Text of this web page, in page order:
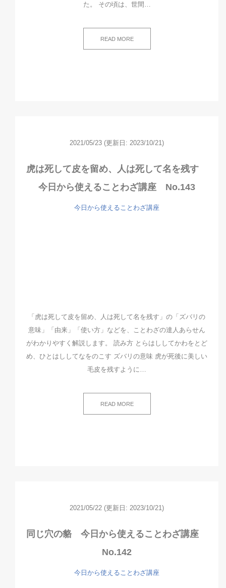
た。 その頃は、世間…
READ MORE
2021/05/23 (更新日: 2023/10/21)
虎は死して皮を留め、人は死して名を残す
今日から使えることわざ講座 No.143
今日から使えることわざ講座
「虎は死して皮を留め、人は死して名を残す」の「ズバリの
意味」「由来」「使い方」などを、ことわざの達人あらせん
がわかりやすく解説します。 読み方 とらはししてかわをとど
め、ひとはししてなをのこす ズバリの意味 虎が死後に美しい
毛皮を残すように…
READ MORE
2021/05/22 (更新日: 2023/10/21)
同じ穴の貉 今日から使えることわざ講座
No.142
今日から使えることわざ講座